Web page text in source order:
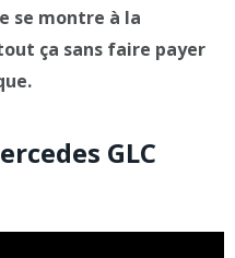
se montre à la
ça sans faire payer
GLC